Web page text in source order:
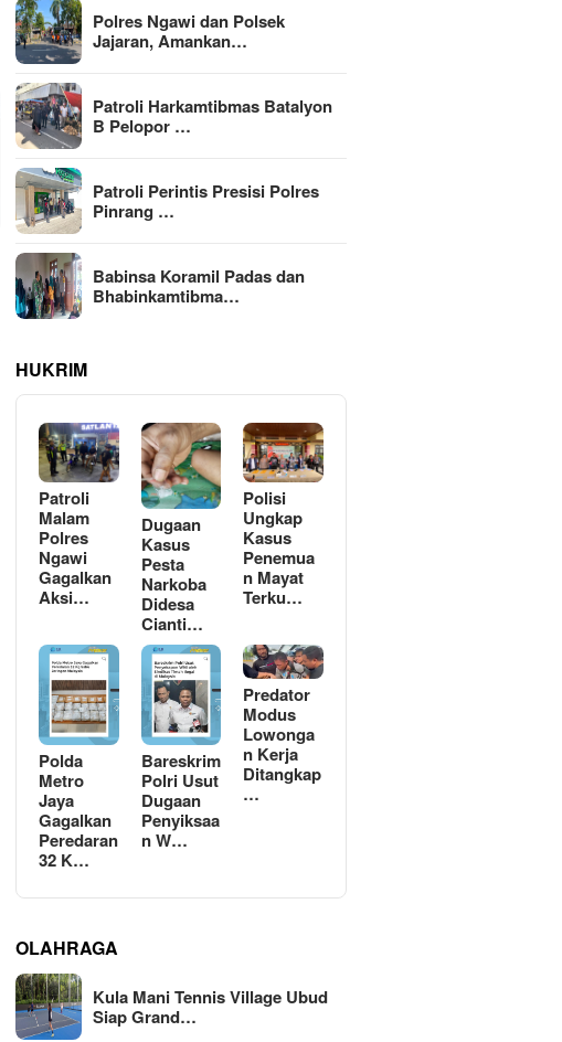
Polres Ngawi dan Polsek
Jajaran, Amankan…
Patroli Harkamtibmas Batalyon
B Pelopor …
Patroli Perintis Presisi Polres
Pinrang …
Babinsa Koramil Padas dan
Bhabinkamtibma…
HUKRIM
Patroli
Malam
Polres
Ngawi
Gagalkan
Aksi…
Dugaan
Kasus
Pesta
Narkoba
Didesa
Cianti…
Polisi
Ungkap
Kasus
Penemua
n Mayat
Terku…
Polda
Metro
Jaya
Gagalkan
Peredaran
32 K…
Bareskrim
Polri Usut
Dugaan
Penyiksaa
n W…
Predator
Modus
Lowonga
n Kerja
Ditangkap
…
OLAHRAGA
Kula Mani Tennis Village Ubud
Siap Grand…